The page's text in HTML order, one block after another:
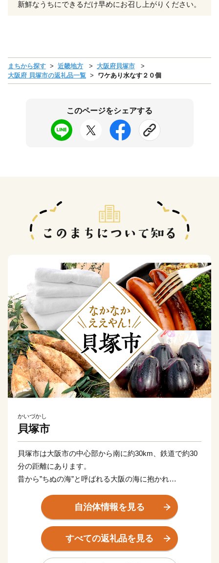
新鮮なうちにできるだけ早めにお召し上がりください。
まちから探す 近畿地方
大阪府貝塚市
大阪府 貝塚市の返礼品一覧
ワケあり水なす２０個
このページをシェアする
かいづかし
貝塚市
貝塚市は大阪市の中心部から南に約30km、鉄道で約30
分の距離にあります。
昔から”ちぬの海”と呼ばれる大阪の海に抱かれ
本州南限圏の天然記念物ブナ林を育む「和泉葛城山（い
ずみかつらぎさん）」など豊かな自然に囲まれたまち。
千本搗餅つき（せんぼんづきもちつき）で賑わう名刹の
水間寺（みずまでら）や
自治体情報を見る
すべての返礼品を見る